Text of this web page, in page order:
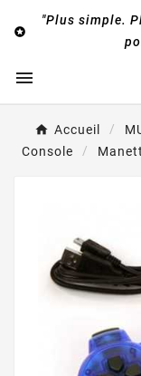

"Plus simple.

Accueil
Console